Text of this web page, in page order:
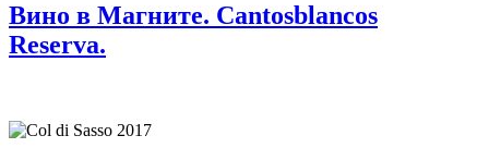
Вино в Магните. Cantosblancos
Reserva.